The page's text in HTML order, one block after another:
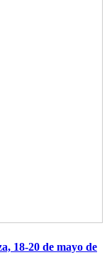
18-20 de mayo de